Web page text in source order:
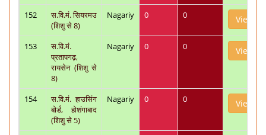
152
स.वि.मं. सियरमउ
(शिशु से 8)
Nagariy 0 0 View
153
स.वि.मं.
प्रतापगढ़,
रायसेन (शिशु से
8)
Nagariy 0 0 View
154
स.वि.मं. हाउसिंग
बोर्ड, होशंगाबाद
(शिशु से 5)
Nagariy 0 0 View